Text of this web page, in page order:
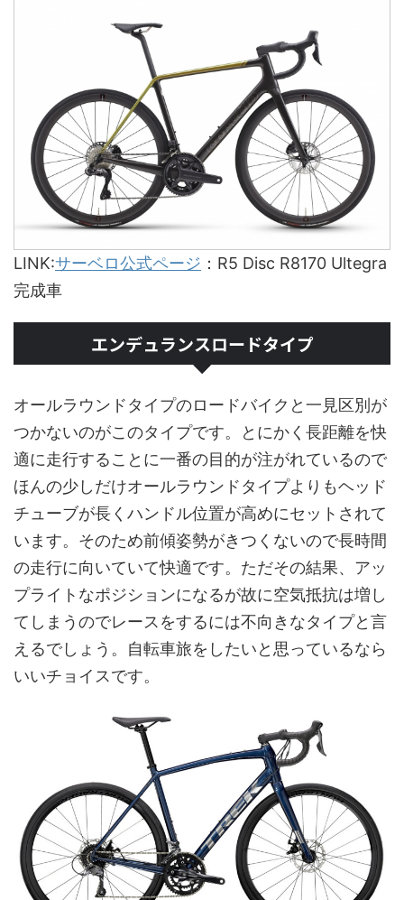
LINK:サーベロ公式ページ ：R5 Disc R8170 Ultegra
完成車
エンデュランスロードタイプ
オールラウンドタイプのロードバイクと一見区別が
つかないのがこのタイプです。とにかく長距離を快
適に走行することに一番の目的が注がれているので
ほんの少しだけオールラウンドタイプよりもヘッド
チューブが長くハンドル位置が高めにセットされて
います。そのため前傾姿勢がきつくないので長時間
の走行に向いていて快適です。ただその結果、アッ
プライトなポジションになるが故に空気抵抗は増し
てしまうのでレースをするには不向きなタイプと言
えるでしょう。自転車旅をしたいと思っているなら
いいチョイスです。